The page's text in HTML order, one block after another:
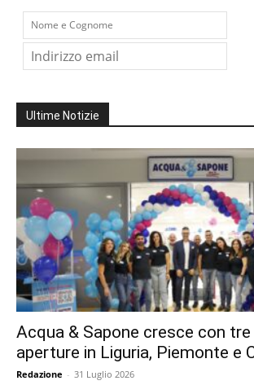
Ultime Notizie
Acqua & Sapone cresce con tre
aperture in Liguria, Piemonte e
Redazione - 31 Luglio 2026